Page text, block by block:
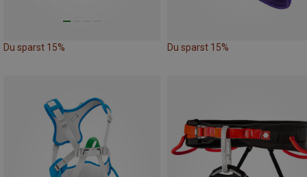
Du sparst 15% Du sparst 15%